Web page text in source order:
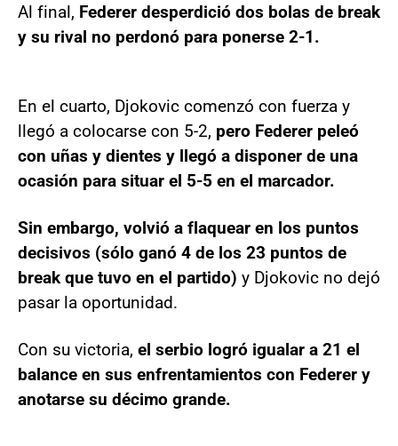
Al final, Federer desperdició dos bolas de break
y su rival no perdonó para ponerse 2-1.
En el cuarto, Djokovic comenzó con fuerza y
llegó a colocarse con 5-2, pero Federer peleó
con uñas y dientes y llegó a disponer de una
ocasión para situar el 5-5 en el marcador.
Sin embargo, volvió a flaquear en los puntos
decisivos (sólo ganó 4 de los 23 puntos de
break que tuvo en el partido) y Djokovic no dejó
pasar la oportunidad.
Con su victoria, el serbio logró igualar a 21 el
balance en sus enfrentamientos con Federer y
anotarse su décimo grande.